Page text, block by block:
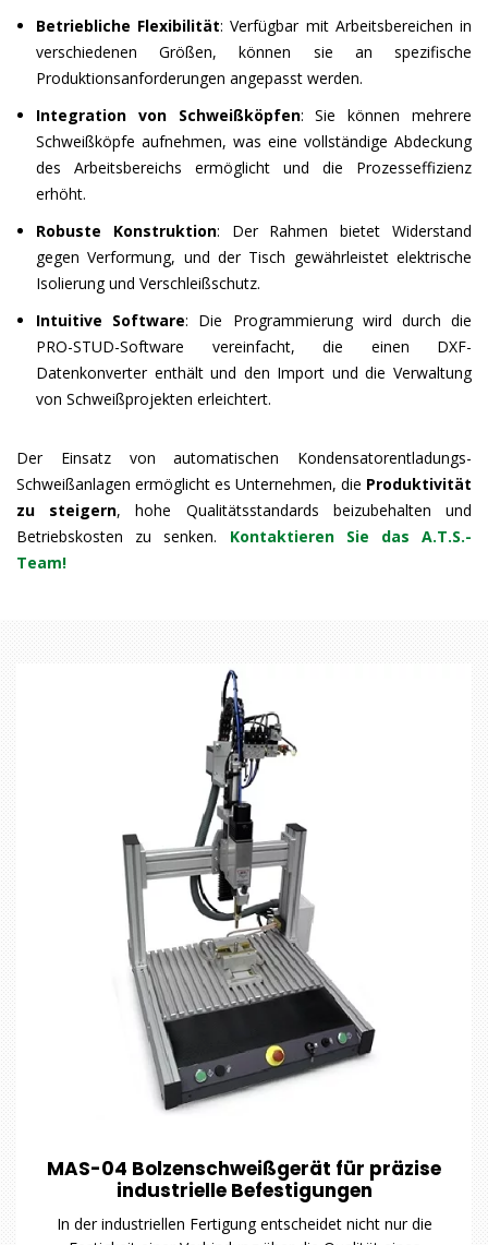
Betriebliche Flexibilität: Verfügbar mit Arbeitsbereichen in
verschiedenen Größen, können sie an spezifische
Produktionsanforderungen angepasst werden.​
Integration von Schweißköpfen: Sie können mehrere
Schweißköpfe aufnehmen, was eine vollständige Abdeckung
des Arbeitsbereichs ermöglicht und die Prozesseffizienz
erhöht.​
Robuste Konstruktion: Der Rahmen bietet Widerstand
gegen Verformung, und der Tisch gewährleistet elektrische
Isolierung und Verschleißschutz.​
Intuitive Software: Die Programmierung wird durch die
PRO-STUD-Software vereinfacht, die einen DXF-
Datenkonverter enthält und den Import und die Verwaltung
von Schweißprojekten erleichtert.​
Der Einsatz von automatischen Kondensatorentladungs-
Schweißanlagen ermöglicht es Unternehmen, die Produktivität
zu steigern, hohe Qualitätsstandards beizubehalten und
Betriebskosten zu senken.​ Kontaktieren Sie das A.T.S.-
Team!
MAS-04 Bolzenschweißgerät für präzise
industrielle Befestigungen
In der industriellen Fertigung entscheidet nicht nur die